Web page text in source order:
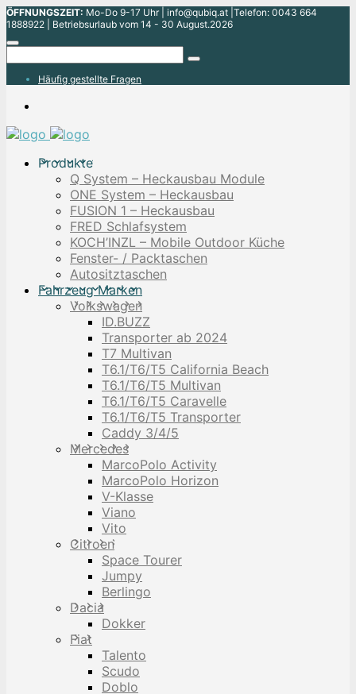
ÖFFNUNGSZEIT: Mo-Do 9-17 Uhr | info@qubiq.at |Telefon: 0043 664
1888922 | Betriebsurlaub vom 14 - 30 August.2026
Häufig gestellte Fragen
Produkte
Q System – Heckausbau Module
ONE System – Heckausbau
FUSION 1 – Heckausbau
FRED Schlafsystem
KOCH’INZL – Mobile Outdoor Küche
Fenster- / Packtaschen
Autositztaschen
Fahrzeug Marken
Volkswagen
ID.BUZZ
Transporter ab 2024
T7 Multivan
T6.1/T6/T5 California Beach
T6.1/T6/T5 Multivan
T6.1/T6/T5 Caravelle
T6.1/T6/T5 Transporter
Caddy 3/4/5
Mercedes
MarcoPolo Activity
MarcoPolo Horizon
V-Klasse
Viano
Vito
Citroen
Space Tourer
Jumpy
Berlingo
Dacia
Dokker
Fiat
Talento
Scudo
Doblo